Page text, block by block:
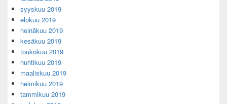
syyskuu 2019
elokuu 2019
heinäkuu 2019
kesäkuu 2019
toukokuu 2019
huhtikuu 2019
maaliskuu 2019
helmikuu 2019
tammikuu 2019